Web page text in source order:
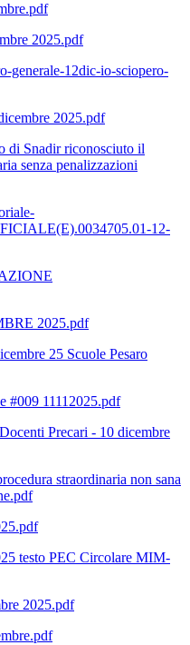
2025.pdf
generale-12dic-io-sciopero-
2025.pdf
di Snadir riconosciuto il
senza penalizzazioni
12-
2025.pdf
25 Scuole Pesaro
#009 11112025.pdf
Precari - 10 dicembre
straordinaria non sana
testo PEC Circolare MIM-
2025.pdf